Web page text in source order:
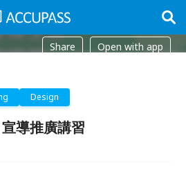
Share Open with app
Design
導推廣講習